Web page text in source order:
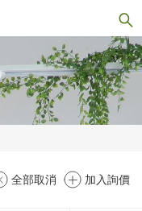
全部取消 加入詢價